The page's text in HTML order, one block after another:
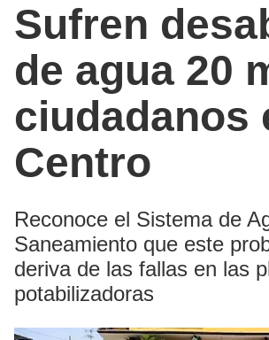
Sufren
de agua 20
ciudadanos
Centro
Reconoce el Sistema de
Saneamiento que este
deriva de las fallas en las
potabilizadoras